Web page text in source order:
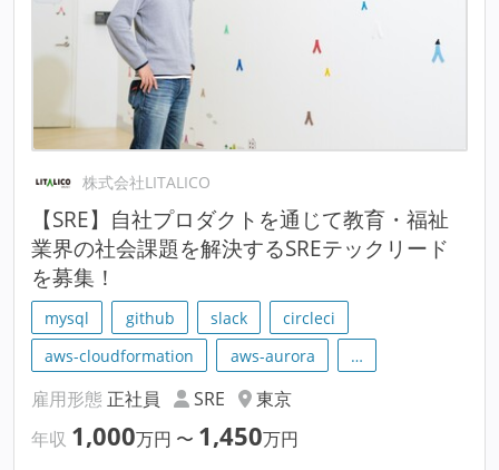
株式会社LITALICO
【SRE】自社プロダクトを通じて教育・福祉
業界の社会課題を解決するSREテックリード
を募集！
mysql github slack
circleci
aws-cloudformation
aws-aurora …
雇用形態 正社員 SRE
東京
年収 1,000万円 〜 1,450万円